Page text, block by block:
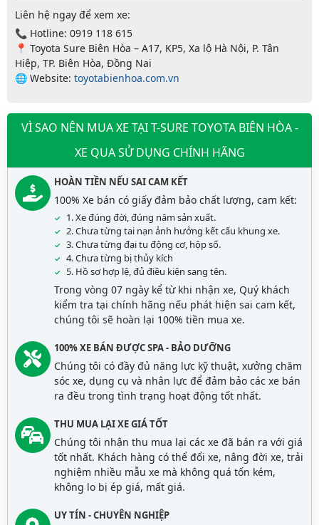
Liên hệ ngay để xem xe:
📞 Hotline: 0919 118 615
📍 Toyota Sure Biên Hòa – A17, KP5, Xa lộ Hà Nội, P. Tân
Hiệp, TP. Biên Hòa, Đồng Nai
🌐 Website: toyotabienhoa.com.vn
VÌ SAO NÊN MUA XE TẠI T-SURE TOYOTA BIÊN HÒA -
XE QUA SỬ DỤNG CHÍNH HÃNG
HOÀN TIỀN NẾU SAI CAM KẾT
100% Xe bán có giấy đảm bảo chất lượng, cam kết:
1. Xe đúng đời, đúng năm sản xuất.
2. Chưa từng tai nạn ảnh hưởng kết cấu khung xe.
3. Chưa từng đại tu động cơ, hộp số.
4. Chưa từng bị thủy kích
5. Hồ sơ hợp lệ, đủ điều kiện sang tên.
Trong vòng 07 ngày kể từ khi nhận xe, Quý khách
kiểm tra tại chính hãng nếu phát hiện sai cam kết,
chúng tôi sẽ hoàn lại 100% tiền mua xe.
100% XE BÁN ĐƯỢC SPA - BẢO DƯỠNG
Chúng tôi có đầy đủ năng lực kỹ thuật, xưởng chăm
sóc xe, dụng cụ và nhân lực để đảm bảo các xe bán
ra đều trong tình trạng hoạt động tốt nhất.
THU MUA LẠI XE GIÁ TỐT
Chúng tôi nhận thu mua lại các xe đã bán ra với giá
tốt nhất. Khách hàng có thể đổi xe, nâng đời xe, trải
nghiệm nhiều mẫu xe mà không quá tốn kém,
không lo bị ép giá, mất giá.
UY TÍN - CHUYÊN NGHIỆP